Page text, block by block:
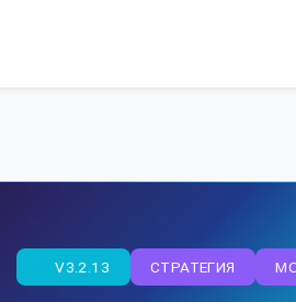
СТРАТЕГИЯ
V3.2.13